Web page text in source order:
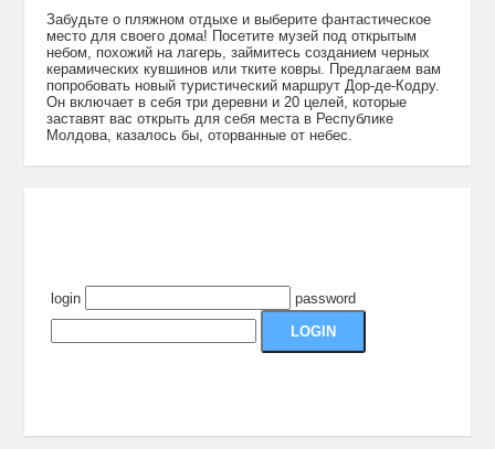
Забудьте о пляжном отдыхе и выберите фантастическое
место для своего дома! Посетите музей под открытым
небом, похожий на лагерь, займитесь созданием черных
керамических кувшинов или тките ковры. Предлагаем вам
попробовать новый туристический маршрут Дор-де-Кодру.
Он включает в себя три деревни и 20 целей, которые
заставят вас открыть для себя места в Республике
Молдова, казалось бы, оторванные от небес.
login password